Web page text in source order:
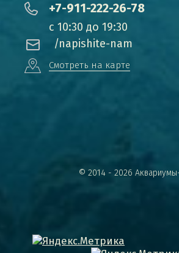
+7-911-222-26-78
с 10:30 до 19:30
/napishite-nam
Смотреть на карте
© 2014 - 2026